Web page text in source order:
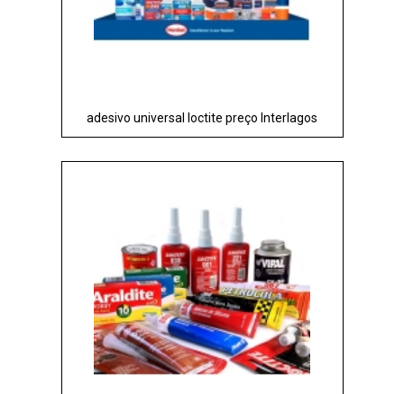
adesivo universal loctite preço Interlagos